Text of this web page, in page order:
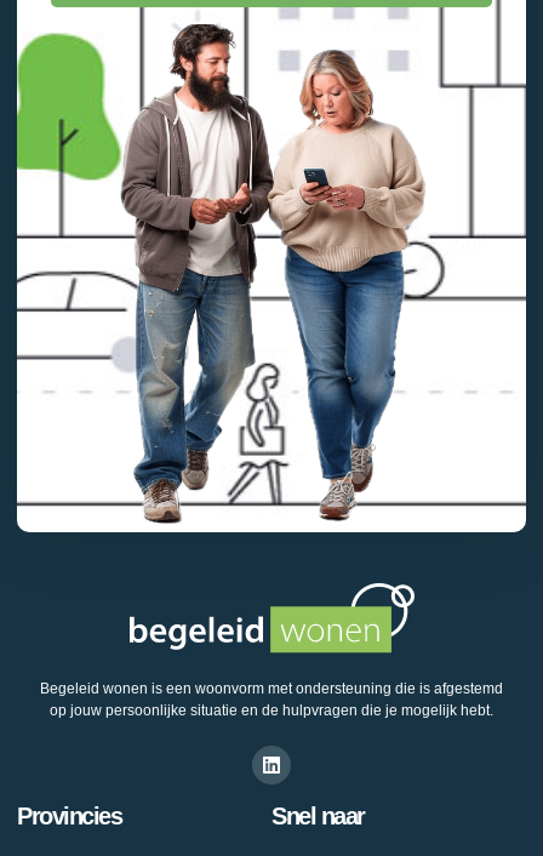
Begeleid wonen is een woonvorm met ondersteuning die is afgestemd
op jouw persoonlijke situatie en de hulpvragen die je mogelijk hebt.
Provincies Snel naar